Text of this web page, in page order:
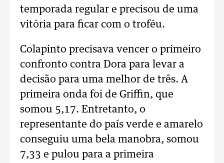
temporada regular e precisou de uma
vitória para ficar com o troféu.
Colapinto precisava vencer o primeiro
confronto contra Dora para levar a
decisão para uma melhor de três. A
primeira onda foi de Griffin, que
somou 5,17. Entretanto, o
representante do país verde e amarelo
conseguiu uma bela manobra, somou
7,33 e pulou para a primeira